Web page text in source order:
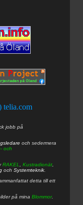
telia.com
jobb på
och sedermera
och
RAKEL Kustradionät
och Systemteknik
detta till ett
på mina Blommor.